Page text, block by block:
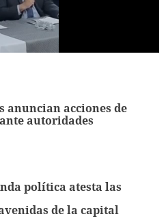
anuncian acciones de
autoridades
política atesta las
de la capital